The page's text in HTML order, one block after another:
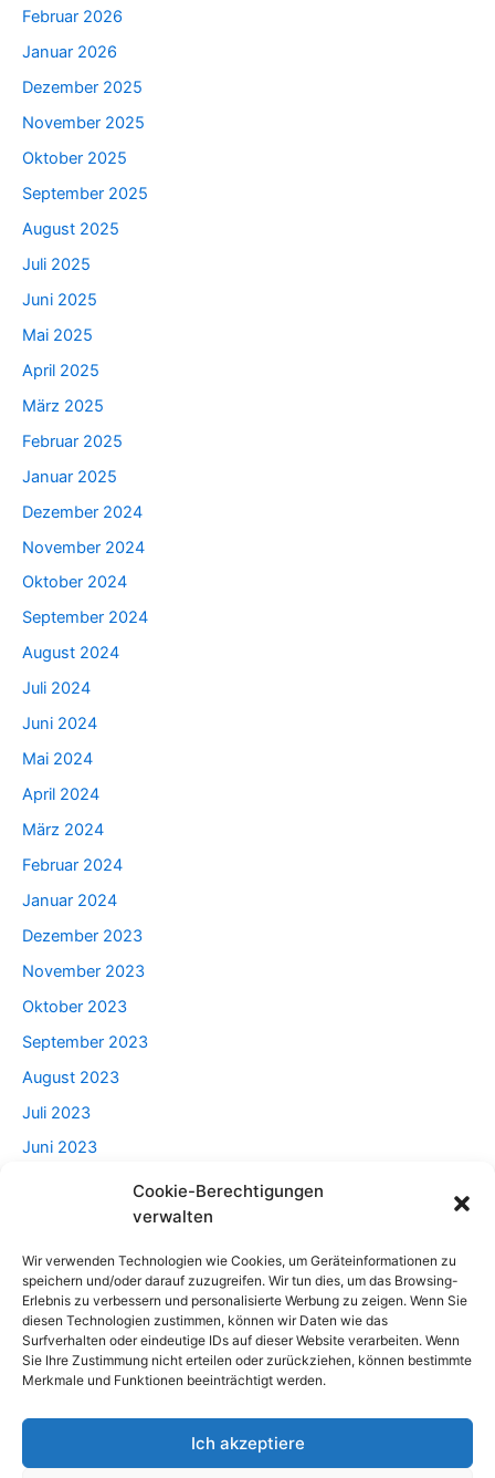
Cookie-Berechtigungen
verwalten
Wir verwenden Technologien wie Cookies, um Geräteinformationen zu
speichern und/oder darauf zuzugreifen. Wir tun dies, um das Browsing-
Erlebnis zu verbessern und personalisierte Werbung zu zeigen. Wenn Sie
diesen Technologien zustimmen, können wir Daten wie das
Surfverhalten oder eindeutige IDs auf dieser Website verarbeiten. Wenn
Sie Ihre Zustimmung nicht erteilen oder zurückziehen, können bestimmte
Merkmale und Funktionen beeinträchtigt werden.
Ich akzeptiere
Februar 2026
Januar 2026
Dezember 2025
November 2025
Oktober 2025
September 2025
August 2025
Juli 2025
Juni 2025
Mai 2025
April 2025
März 2025
Februar 2025
Januar 2025
Dezember 2024
November 2024
Oktober 2024
September 2024
August 2024
Juli 2024
Juni 2024
Mai 2024
April 2024
März 2024
Februar 2024
Januar 2024
Dezember 2023
November 2023
Oktober 2023
September 2023
August 2023
Juli 2023
Juni 2023
Categories
Beratung
Lebensstil
Männlich